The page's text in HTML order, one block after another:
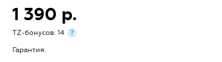
1 390 р.
TZ-бонусов: 14 ?
Гарантия: